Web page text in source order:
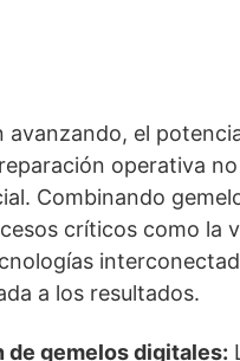
el
operativa
Combinando
críticos como la
a los resultados.
de gemelos digitales: